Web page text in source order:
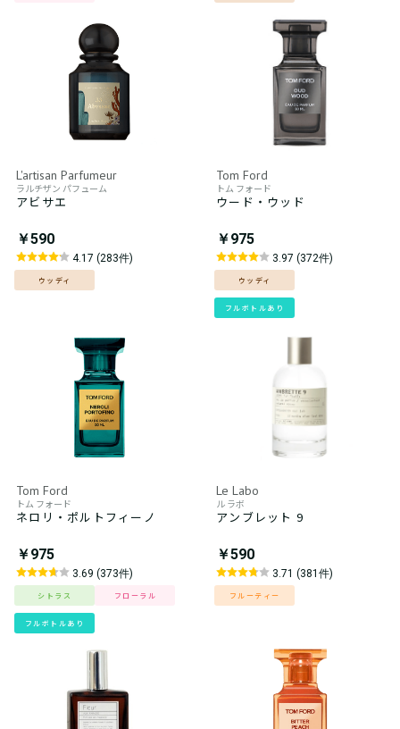
L'artisan Parfumeur
ラルチザン パフューム
アビサエ
￥590
4.17 (283件)
ウッディ
Tom Ford
トム フォード
ウード・ウッド
￥975
3.97 (372件)
ウッディ
フルボトルあり
Tom Ford
トム フォード
ネロリ・ポルトフィーノ
￥975
3.69 (373件)
シトラス フローラル
フルボトルあり
Le Labo
ル ラボ
アンブレット 9
￥590
3.71 (381件)
フルーティー